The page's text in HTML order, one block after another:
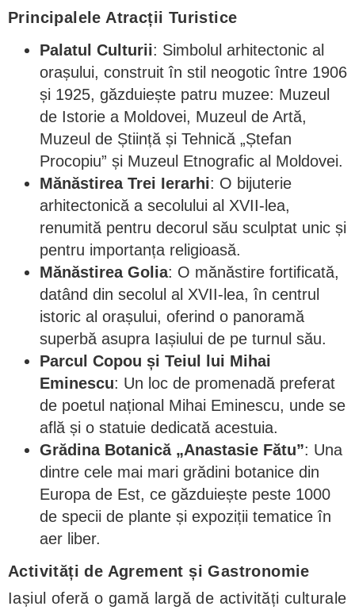
Principalele Atracții Turistice
Palatul Culturii: Simbolul arhitectonic al
orașului, construit în stil neogotic între 1906
și 1925, găzduiește patru muzee: Muzeul
de Istorie a Moldovei, Muzeul de Artă,
Muzeul de Știință și Tehnică „Ștefan
Procopiu” și Muzeul Etnografic al Moldovei.
Mănăstirea Trei Ierarhi: O bijuterie
arhitectonică a secolului al XVII-lea,
renumită pentru decorul său sculptat unic și
pentru importanța religioasă.
Mănăstirea Golia: O mănăstire fortificată,
datând din secolul al XVII-lea, în centrul
istoric al orașului, oferind o panoramă
superbă asupra Iașiului de pe turnul său.
Parcul Copou și Teiul lui Mihai
Eminescu: Un loc de promenadă preferat
de poetul național Mihai Eminescu, unde se
află și o statuie dedicată acestuia.
Grădina Botanică „Anastasie Fătu”: Una
dintre cele mai mari grădini botanice din
Europa de Est, ce găzduiește peste 1000
de specii de plante și expoziții tematice în
aer liber.
Activități de Agrement și Gastronomie
Iașiul oferă o gamă largă de activități culturale